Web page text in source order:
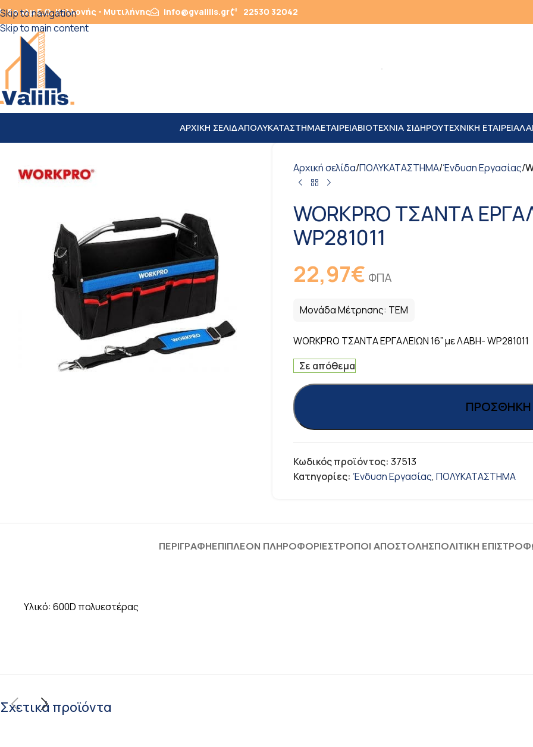
Skip to navigation
Skip to main content
5ο χλμ Ε.Ο. Καλλονής - Μυτιλήνης info@gvalilis.gr 22530 32042
ΑΡΧΙΚΗ ΣΕΛΙΔΑΠΟΛΥΚΑΤΑΣΤΗΜΑΕΤΑΙΡΕΙΑΒΙΟΤΕΧΝΙΑ ΣΙΔΗΡΟΥTEXNIKH ΕΤΑΙΡΕΙΑ
Αρχική σελίδα/ΠΟΛΥΚΑΤΑΣΤΗΜΑ/Ένδυση Εργασίας/
WORKPRO ΤΣΑΝΤΑ
WP281011
22,97€ ΦΠΑ
Μονάδα Μέτρησης: ΤΕΜ
WORKPRO ΤΣΑΝΤΑ ΕΡΓΑΛΕΙΩΝ 16” με ΛΑΒΗ- WP281011
Σε απόθεμα
ΠΡΟΣΘΉΚΗ
Κωδικός προϊόντος: 37513
Κατηγορίες: Ένδυση Εργασίας, ΠΟΛΥΚΑΤΑΣΤΗΜΑ
ΠΕΡΙΓΡΑΦΉΕΠΙΠΛΈΟΝ ΠΛΗΡΟΦΟΡΊΕΣΤΡΟΠΟΙ ΑΠΟΣΤΟΛΗΣΠΟΛΙΤΙΚΗ
Υλικό: 600D πολυεστέρας
Σχετικά προϊόντα